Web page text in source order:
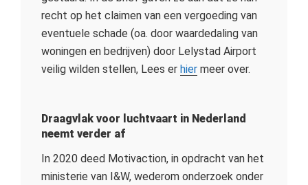
recht op het claimen van een vergoeding van
eventuele schade (oa. door waardedaling van
woningen en bedrijven) door Lelystad Airport
veilig wilden stellen, Lees er hier meer over.
Draagvlak voor luchtvaart in Nederland
neemt verder af
In 2020 deed Motivaction, in opdracht van het
ministerie van I&W, wederom onderzoek onder